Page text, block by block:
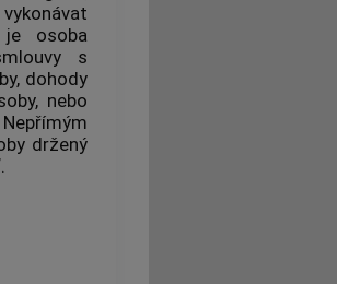
osoba
s
dohody
nebo
držený